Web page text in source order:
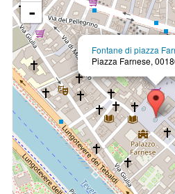
Fontane di piazza
Piazza Farnese,
-